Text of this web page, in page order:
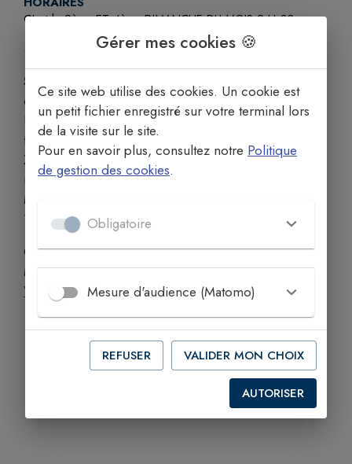
C'est le 2ème ET 4ème DIMANCHE DU MOIS 9 H 30.
Saint-Martial
est l’église du quartier Saint-Martial, à
cheval sur les communes de Montauban et Léojac.
Une église y était mentionnée dès le Xe siècle : elle
fut donnée à l’abbaye de Montauriol au début du
XIIIe siècle. Ruinée en août 1567, elle fut pauvrement
rebâtie au XVIIe siècle.
Messe le deuxième dimanche de chaque mois à
10h.
Ce clocher fait partie de l'ensemble paroissial de
Montauban ville haute.
Voir sur la carte
Gérer mes cookies 🍪
Ce site web utilise des cookies. Un cookie est
un petit fichier enregistré sur votre terminal lors
de la visite sur le site.
Pour en savoir plus, consultez notre Politique
de gestion des cookies.
Obligatoire
Mesure d'audience (Matomo)
REFUSER VALIDER MON CHOIX
AUTORISER